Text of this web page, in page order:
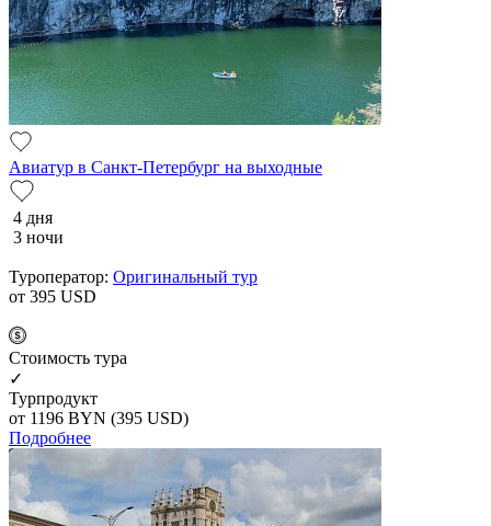
Авиатур в Санкт-Петербург на выходные
4 дня
3 ночи
Туроператор: Оригинальный тур
от 395 USD
Cтоимость тура
✓
Турпродукт
от 1196 BYN (395 USD)
Подробнее